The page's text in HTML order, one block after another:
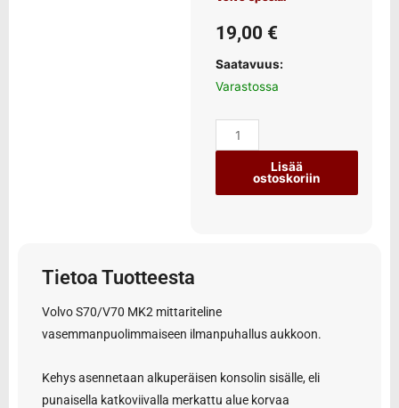
19,00 €
Saatavuus:
Varastossa
Lisää
ostoskoriin
Tietoa Tuotteesta
Volvo S70/V70 MK2 mittariteline
vasemmanpuolimmaiseen ilmanpuhallus aukkoon.
Kehys asennetaan alkuperäisen konsolin sisälle, eli
punaisella katkoviivalla merkattu alue korvaa